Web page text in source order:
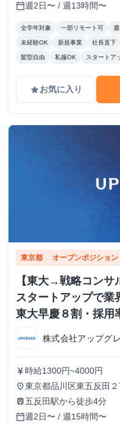
calendar_today週2日〜 / 週13時間〜
全学年対象 一部リモート可
未経験OK 新規事業 社長直下
髪型自由 私服OK スタートア
gradeお気に入り
東京都 オープンポジション
【東大→戦略コンサ
スタートアップで業
東大早慶８割・採用
株式会社アップグ
currency_yen 時給1300円~4000円
place東京都品川区東五反田
田５階
train 五反田駅から徒歩4分
calendar_today週2日〜 / 週15時間〜